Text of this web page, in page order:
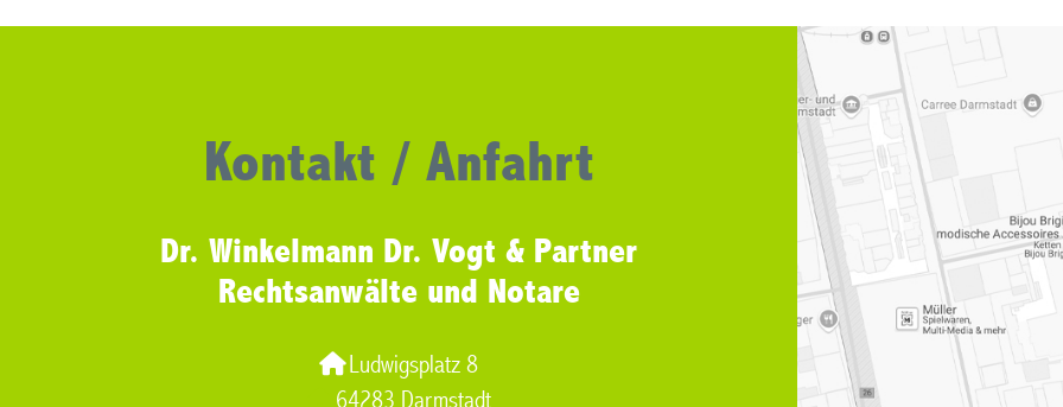
Kontakt / Anfahrt
Dr. Winkelmann Dr. Vogt & Partner
Rechtsanwälte und Notare
Ludwigsplatz 8
64283 Darmstadt